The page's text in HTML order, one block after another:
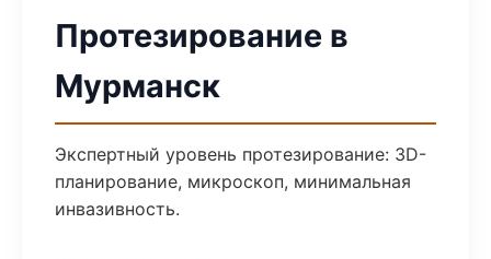
Протезирование в
Мурманск
Экспертный уровень протезирование: 3D-
планирование, микроскоп, минимальная
инвазивность.